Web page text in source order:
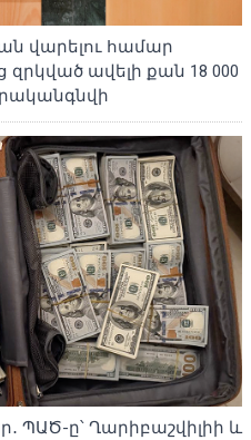
վարելու համար
ավելի քան 18 000
ՊԱԾ-ը՝ Ղարիբաշվիլիի և